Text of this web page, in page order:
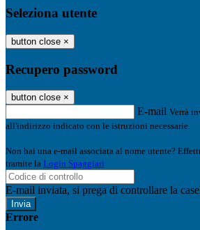
Seleziona utente
button close ×
Recupero password
button close ×
E-mail Verrà
all'indirizzo indicato con le istruzioni necessarie.
Non hai una e-mail associata al nome utente?
tramite la Login Spaggiari
E-mail inviata, si prega di controllare la
Errore